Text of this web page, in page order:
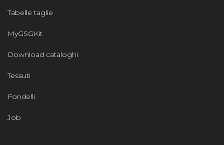
Tabelle taglie
MyGSGKit
Download cataloghi
Tessuti
Fondelli
Job